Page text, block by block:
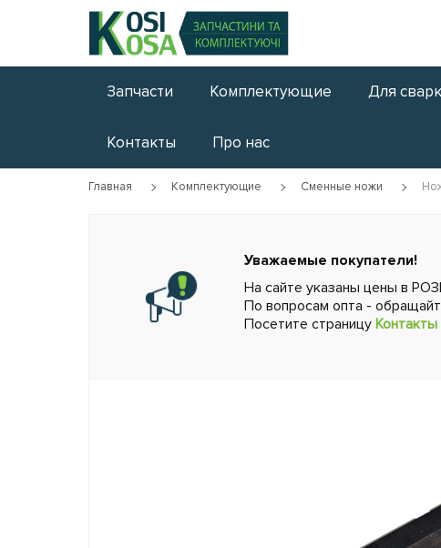
Запчасти Комплектующие Для
Контакты Про нас
Главная Комплектующие Сменные ножи
Уважаемые покупатели!
На сайте указаны цены в
По вопросам опта -
Посетите страницу Контакты